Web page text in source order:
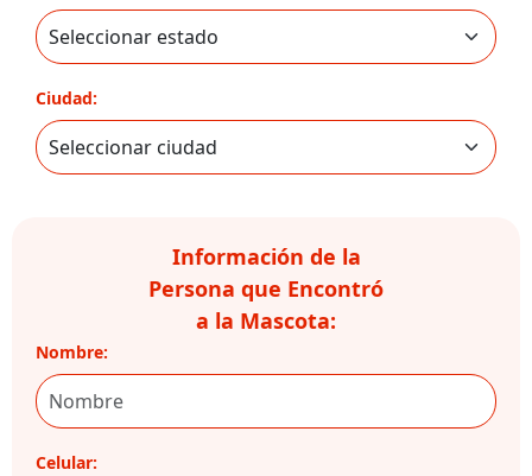
Ciudad:
Información de la
Persona que Encontró
a la Mascota:
Nombre:
Celular: